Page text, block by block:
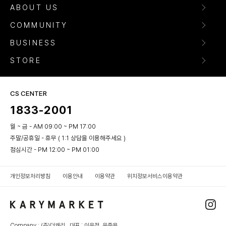
ABOUT US
COMMUNITY
BUSINESS
STORE
CS CENTER
1833-2001
월 ~ 금 - AM 09:00 ~ PM 17:00
주말/공휴일 - 휴무 ( 1:1 상담을 이용해주세요 )
점심시간 - PM 12:00 ~ PM 01:00
개인정보처리방침 이용안내 이용약관 위치정보서비스이용약관